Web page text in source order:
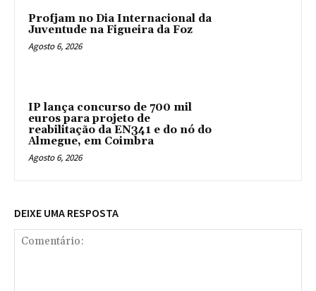
Profjam no Dia Internacional da
Juventude na Figueira da Foz
Agosto 6, 2026
IP lança concurso de 700 mil
euros para projeto de
reabilitação da EN341 e do nó do
Almegue, em Coimbra
Agosto 6, 2026
DEIXE UMA RESPOSTA